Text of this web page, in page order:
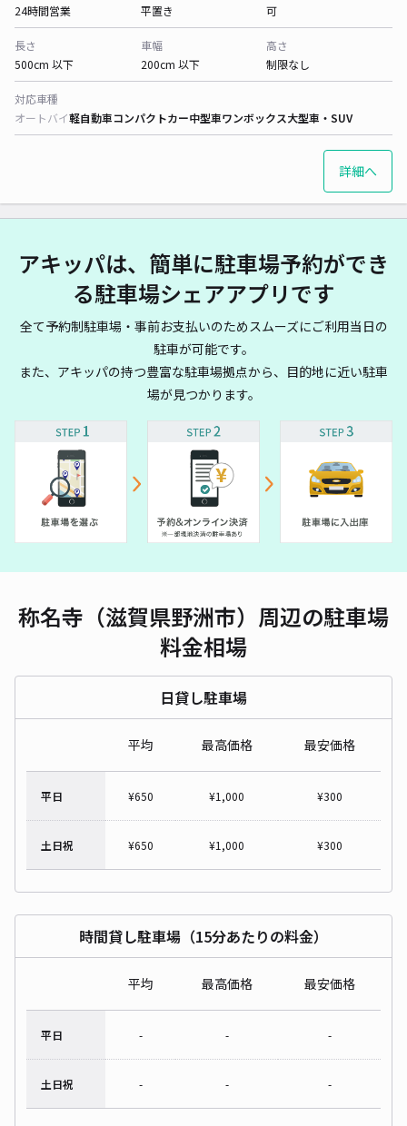
24時間営業
平置き
可
長さ
500cm 以下
車幅
200cm 以下
高さ
制限なし
対応車種
オートバイ軽自動車コンパクトカー中型車ワンボックス大型車・SUV
詳細へ
アキッパは、簡単に駐車場予約ができ
る駐車場シェアアプリです
全て予約制駐車場・事前お支払いのためスムーズにご利用当日の
駐車が可能です。
また、アキッパの持つ豊富な駐車場拠点から、目的地に近い駐車
場が見つかります。
称名寺（滋賀県野洲市）周辺の駐車場
料金相場
日貸し駐車場
平均 最高価格 最安価格
平日 ¥650 ¥1,000 ¥300
土日祝 ¥650 ¥1,000 ¥300
時間貸し駐車場（15分あたりの料金）
平均 最高価格 最安価格
平日 - - -
土日祝 - - -